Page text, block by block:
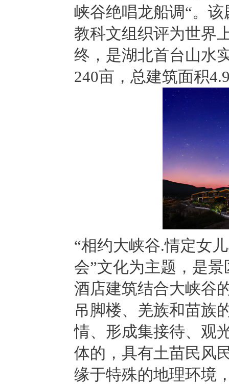
峡谷绝唱龙船调“。
教科文组织评为世界
终，是湖北首台山水
240亩，总建筑面积
“相约大峡谷.情定女
会”文化为主题，是
酒店建筑结合大峡谷
吊脚楼、羌族和苗族
情、形成集接待、观
体的，具有土苗民风
缘于特殊的地理环境